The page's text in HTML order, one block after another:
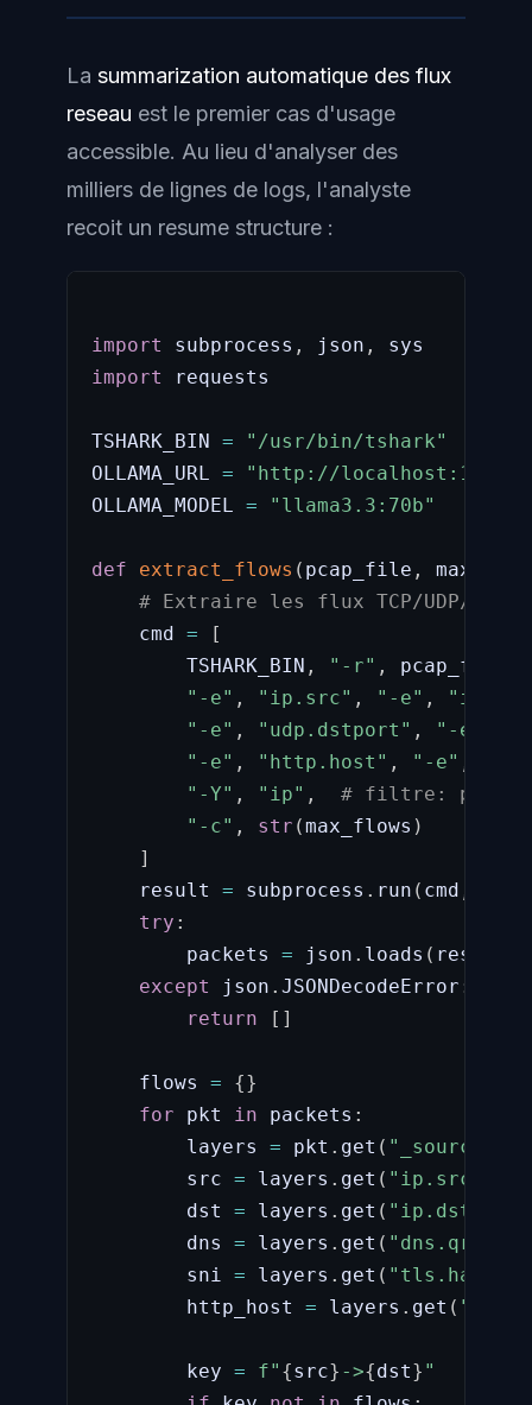
La summarization automatique des flux
reseau est le premier cas d'usage
accessible. Au lieu d'analyser des
milliers de lignes de logs, l'analyste
recoit un resume structure :
import subprocess , json ,
import
requests
TSHARK_BIN =
"/usr/bin/tshark"
OLLAMA_URL =
"http://localhost:11434/
OLLAMA_MODEL = "llama3.3:70b"
def extract_flows ( pcap_file ,
# Extraire les flux TCP/UDP/DNS
    cmd
=
[
        TSHARK_BIN
, "-r" , pcap_file
"-e" , "ip.src" , "-e" ,
"-e" , "udp.dstport" , "-e"
"-e" , "http.host" , "-e"
"-Y" , "ip" ,
# filtre:
"-c" , str (max_flows )
]
    result
= subprocess . run ( cmd
try :
        packets
= json . loads ( result
except
json . JSONDecodeError :
return
[ ]
    flows
= {}
for pkt in packets :
        layers
= pkt . get ( "_source"
        src
= layers . get ( "ip.src"
        dst
= layers . get ( "ip.dst"
        dns
= layers . get (
        sni
= layers . get (
        http_host
= layers . get (
        key
= f" {src} ->{dst} "